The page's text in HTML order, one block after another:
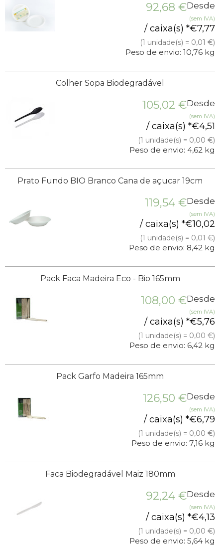
Desde
92,68 €
(sem IVA)
7,77
€
/ caixa(s) *
(1 unidade(s) = 0,01 €)
Peso de envio: 10,76 kg
Colher Sopa Biodegradável
Desde
105,02 €
(sem IVA)
4,51
€
/ caixa(s) *
(1 unidade(s) = 0,00 €)
Peso de envio: 4,62 kg
Prato Fundo BIO Branco Cana de açucar 19cm
Desde
119,54 €
(sem IVA)
10,02
€
/ caixa(s) *
(1 unidade(s) = 0,01 €)
Peso de envio: 8,42 kg
Pack Faca Madeira Eco - Bio 165mm
Desde
108,00 €
(sem IVA)
5,76
€
/ caixa(s) *
(1 unidade(s) = 0,00 €)
Peso de envio: 6,42 kg
Pack Garfo Madeira 165mm
Desde
126,50 €
(sem IVA)
6,79
€
/ caixa(s) *
(1 unidade(s) = 0,00 €)
Peso de envio: 7,16 kg
Faca Biodegradável Maiz 180mm
Desde
92,24 €
(sem IVA)
4,13
€
/ caixa(s) *
(1 unidade(s) = 0,00 €)
Peso de envio: 5,64 kg